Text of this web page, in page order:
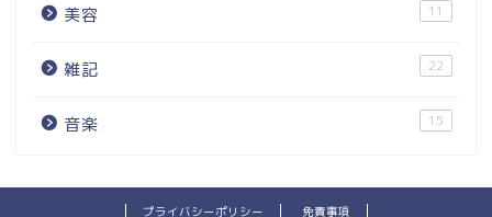
美容 11
雑記 22
音楽 15
プライバシーポリシー 免責事項